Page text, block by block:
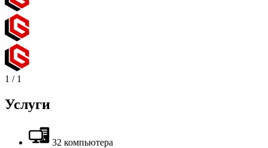
1 / 1
Услуги
32 компьютера